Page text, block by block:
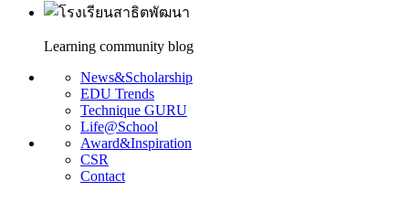
Learning community blog
News&Scholarship
EDU Trends
Technique GURU
Life@School
Award&Inspiration
CSR
Contact